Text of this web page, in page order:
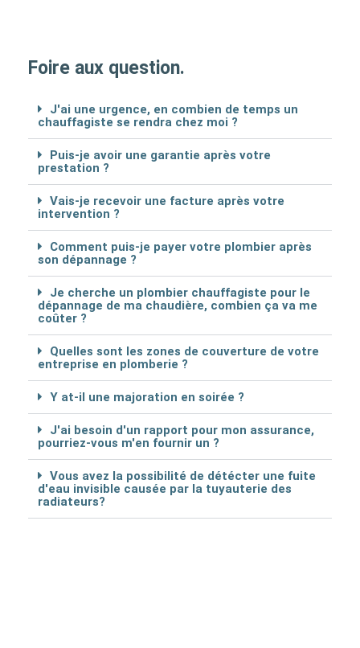
Foire aux question.
J'ai une urgence, en combien de temps un
chauffagiste se rendra chez moi ?
Puis-je avoir une garantie après votre
prestation ?
Vais-je recevoir une facture après votre
intervention ?
Comment puis-je payer votre plombier après
son dépannage ?
Je cherche un plombier chauffagiste pour le
dépannage de ma chaudière, combien ça va me
coûter ?
Quelles sont les zones de couverture de votre
entreprise en plomberie ?
Y at-il une majoration en soirée ?
J'ai besoin d'un rapport pour mon assurance,
pourriez-vous m'en fournir un ?
Vous avez la possibilité de détécter une fuite
d'eau invisible causée par la tuyauterie des
radiateurs?